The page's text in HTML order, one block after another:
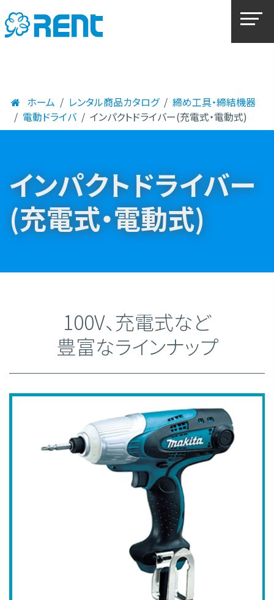
ホーム レンタル商品カタログ
締め工具・締結機器
電動ドライバ
インパクトドライバー(充電式・電動式)
インパクトドライバー
(充電式・電動式)
100V、充電式など
豊富なラインナップ